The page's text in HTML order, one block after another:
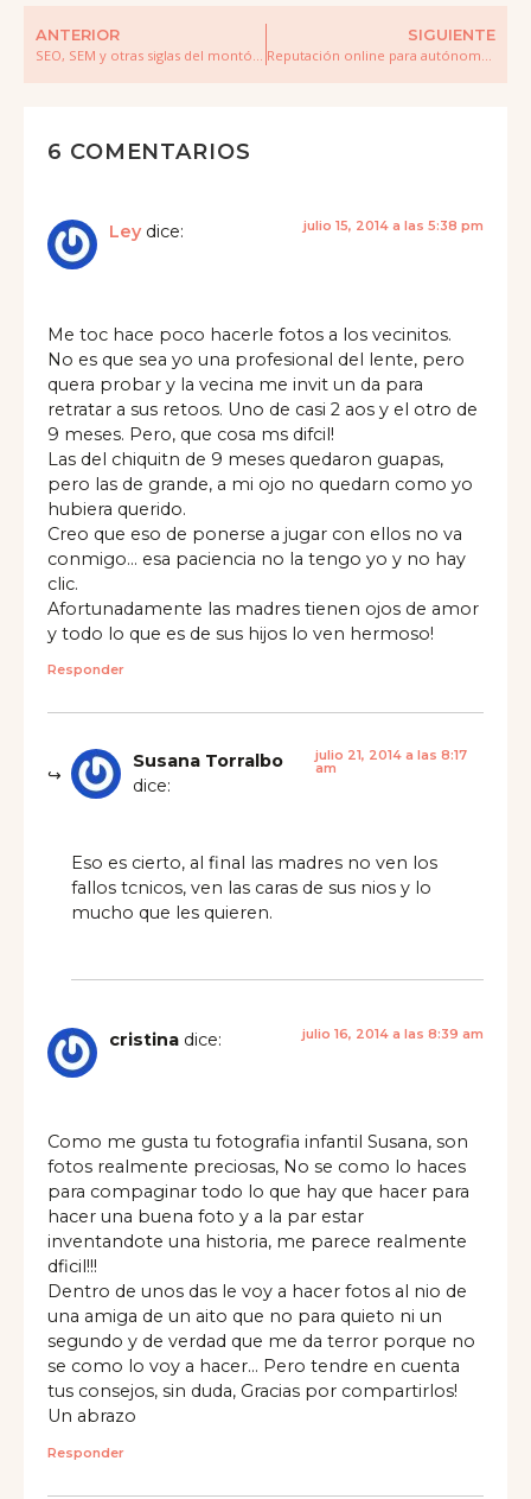
ANTERIOR
SEO, SEM y otras siglas del montón…
SIGUIENTE
Reputación online para autónomos
6 COMENTARIOS
Ley dice: julio 15, 2014 a las 5:38 pm
Me toc hace poco hacerle fotos a los vecinitos.
No es que sea yo una profesional del lente, pero
quera probar y la vecina me invit un da para
retratar a sus retoos. Uno de casi 2 aos y el otro de
9 meses. Pero, que cosa ms difcil!
Las del chiquitn de 9 meses quedaron guapas,
pero las de grande, a mi ojo no quedarn como yo
hubiera querido.
Creo que eso de ponerse a jugar con ellos no va
conmigo… esa paciencia no la tengo yo y no hay
clic.
Afortunadamente las madres tienen ojos de amor
y todo lo que es de sus hijos lo ven hermoso!
Responder
Susana Torralbo
dice:
julio 21, 2014 a las 8:17
am
Eso es cierto, al final las madres no ven los
fallos tcnicos, ven las caras de sus nios y lo
mucho que les quieren.
cristina dice: julio 16, 2014 a las 8:39 am
Como me gusta tu fotografia infantil Susana, son
fotos realmente preciosas, No se como lo haces
para compaginar todo lo que hay que hacer para
hacer una buena foto y a la par estar
inventandote una historia, me parece realmente
dficil!!!
Dentro de unos das le voy a hacer fotos al nio de
una amiga de un aito que no para quieto ni un
segundo y de verdad que me da terror porque no
se como lo voy a hacer… Pero tendre en cuenta
tus consejos, sin duda, Gracias por compartirlos!
Un abrazo
Responder